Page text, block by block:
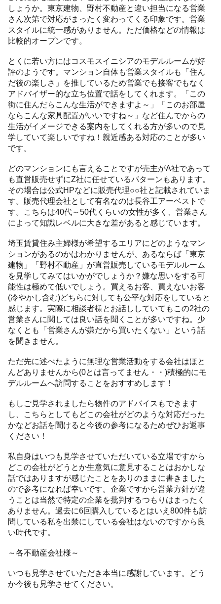
しょうか。東京建物、野村不動産と違い担当になる営業
さん次第で対応がまったく変わってくる印象です。営業
スタイルに統一感がありません。ただ価格などの情報は
比較的オープンです。
とくに若い方にはコスモスイニシアのモデルルームが好
評のようです。マンション自体も営業スタイルも「住ん
だ後の楽しさ」を推しているため営業でも接客でもなく
アドバイザー的な立ち位置で話をしてくれます。「この
街に住んだらこんな生活ができますよ～」「このお部屋
ならこんな家具配置がいいですね～」など住んでからの
生活がイメージできる案内をしてくれる方が多いので見
学していて楽しいですね！親近感ある対応のことが多い
です。
どのマンションにも言えることですが売主がA社であって
も直営販売せずにZ社に任せているパターンもあります。
その場合は公式HPなどに販売代理○○社と記載されていま
す。販売代理会社として有名なのは長谷工アーベストで
す。こちらは40代～50代くらいの女性が多く、営業さん
によって知識レベルに大きな差があると感じています。
埼玉賃貸住み主婦様が希望するエリアにどのようなマン
ションがあるのかはわかりませんが、あるならば「東京
建物」「野村不動産」が直営販売しているモデルルーム
を見学してみてはいかがでしょうか？嫌な思いをする可
能性は極めて低いでしょう。買えるお客、買えないお客
(冷やかし含む)どちらに対しても公平な対応をしていると
感じます。実際に相談者様とお話ししていてもこの2社の
営業さんに関しては良い話を聞くことが多いですね。少
なくとも「営業さんが嫌だから買いたくない」という話
を聞きません。
ただ先に述べたように無理な営業活動をする会社はほと
んどありませんから(0とは言ってません・・)積極的にモ
デルルームへ訪問することをおすすめします！
もしご見学されましたら物件のアドバイスもできます
し、こちらとしてもどこの会社がどのような対応だった
かなどお話を聞けると今後の参考になるためぜひお返事
ください！
私自身はいつも見学させていただいている立場ですから
どこの会社がどうとか生意気に意見することはおかしな
話ではありますが感じたことをありのままに書きました
ので参考になれば幸いです。企業ですから営業方針が違
うことは当然で特定の企業を批判するつもりはまったく
ありません。過去に6回購入しているとはいえ800件も訪
問している私を出禁にしている会社はないのですから良
い時代です。
～各不動産会社様～
いつも見学させていただき本当に感謝しています。どう
か今後も見学させてください。